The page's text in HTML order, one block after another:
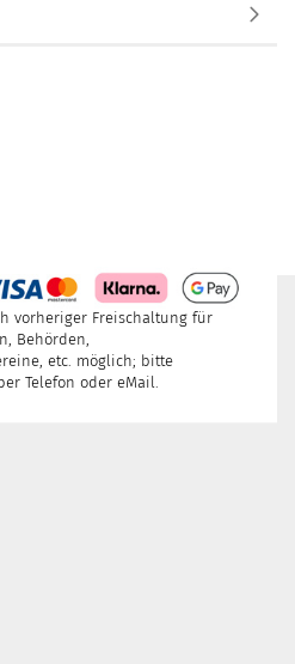
vorheriger Freischaltung für
Behörden,
etc. möglich; bitte
Telefon oder eMail.